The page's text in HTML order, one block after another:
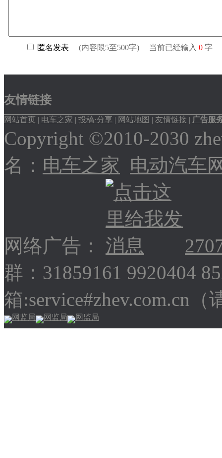
友情链接
网站首页 | 电车之家 | 投稿·分享 | 网站地图 | 友情链接 | 广告服
Copyright ©2010-2030
名： 电车之家 电动汽车
网络广告：
群：31859161 9920404
箱:service#zhev.com.cn